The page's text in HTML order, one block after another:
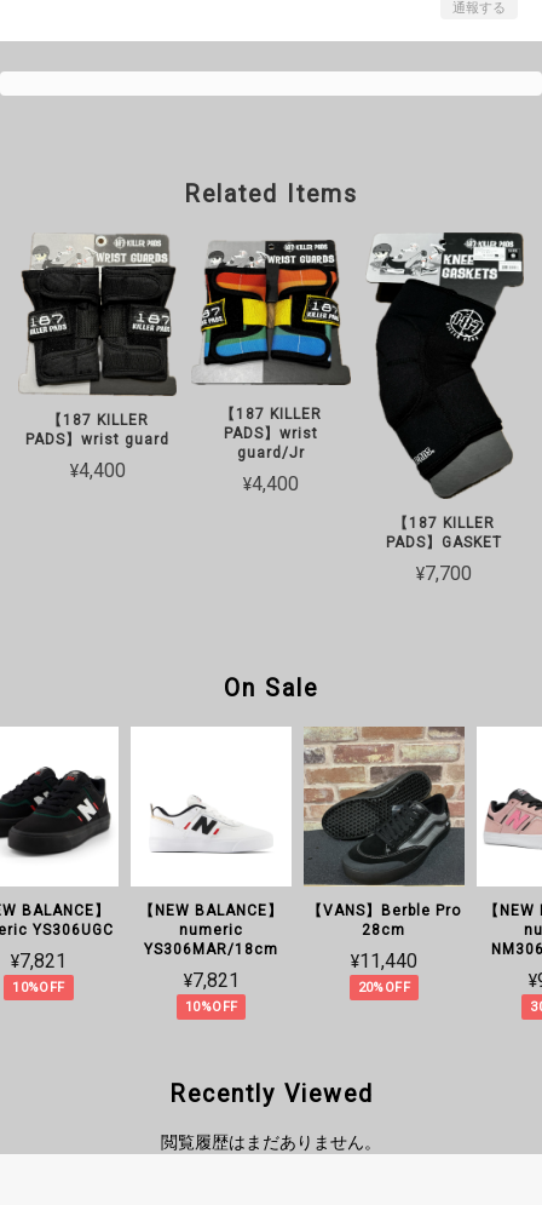
通報する
Related Items
【187 KILLER
PADS】wrist guard
¥4,400
【187 KILLER
PADS】wrist
guard/Jr
¥4,400
【187 KILLER
PADS】GASKET
¥7,700
On Sale
【NEW BALANCE】
numeric YS306UGC
10%OFF
【NEW BALANCE】
numeric
YS306MAR/18cm
10%OFF
【VANS】Berble Pro
¥11,440
20%OFF
Recently Viewed
閲覧履歴はまだありません。